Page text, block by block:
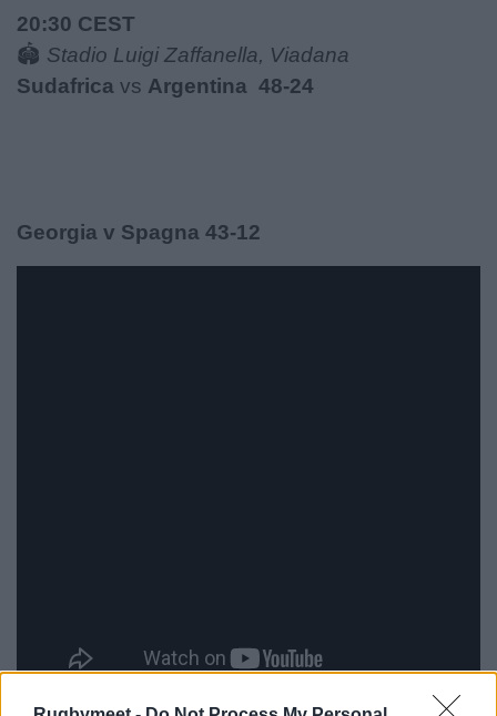
20:30 CEST
🏟 Stadio Luigi Zaffanella, Viadana
Sudafrica vs Argentina 48-24
Georgia v Spagna 43-12